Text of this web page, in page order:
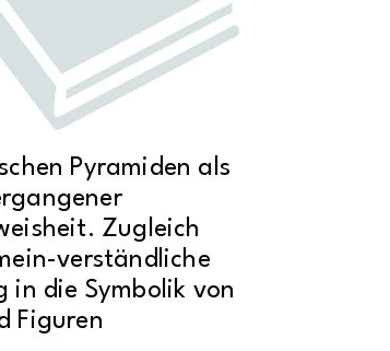
Pyramiden als
Zugleich
verständliche
in die Symbolik von
Figuren